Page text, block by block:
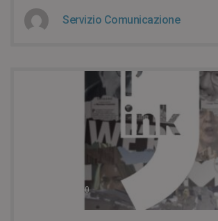
Servizio Comunicazione
7 Dicembre 2020